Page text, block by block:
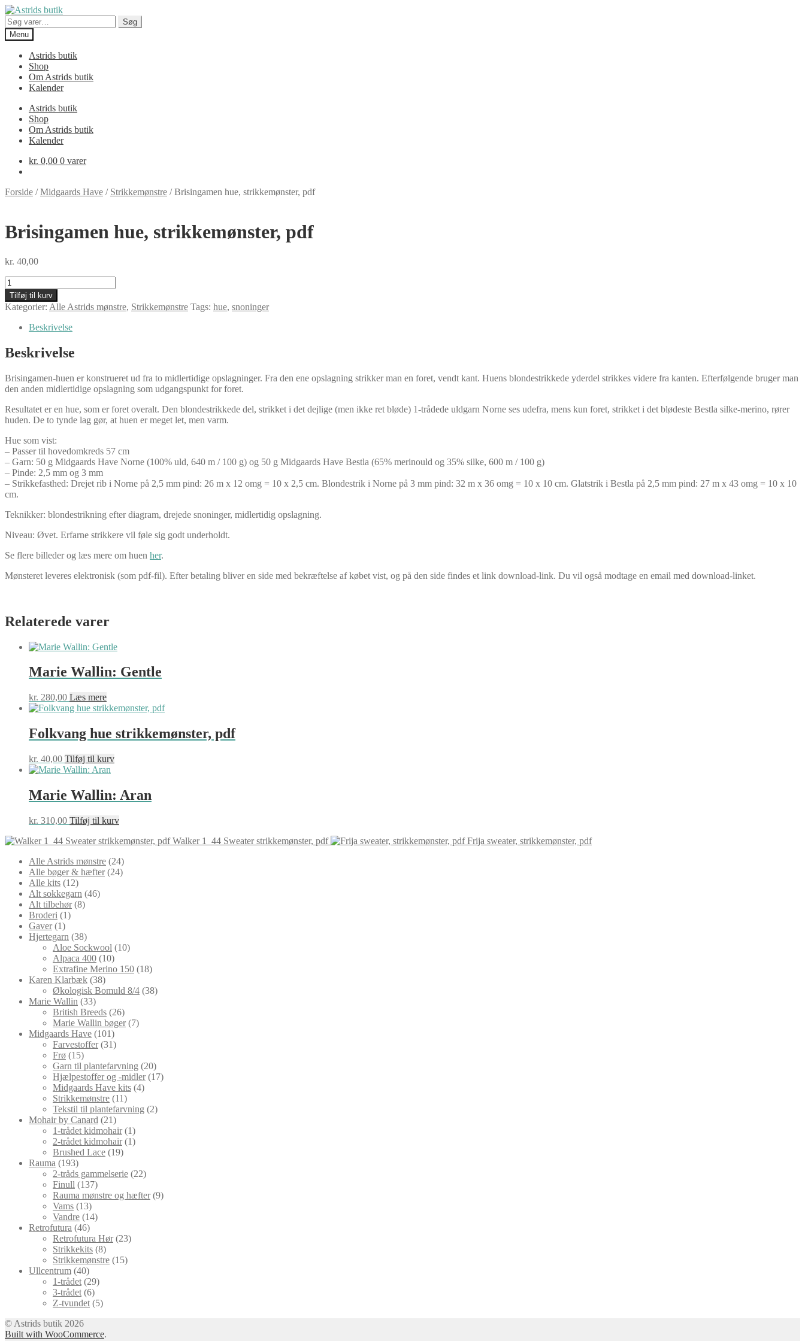
Spring
til
navigation
Spring
til
indhold
Søg
efter:
Søg
Menu
Astrids butik
Shop
Om Astrids butik
Kalender
Astrids butik
Shop
Om Astrids butik
Kalender
kr. 0,00 0 varer
Forside /Midgaards Have / Strikkemønstre /Brisingamen hue, strikkemønster, pdf
Brisingamen hue, strikkemønster, pdf
kr. 40,00
Brisingamen
hue,
strikkemønster,
pdf
antal
Tilføj til kurv
Kategorier: Alle Astrids mønstre, Strikkemønstre Tags: hue, snoninger
Beskrivelse
Beskrivelse
Brisingamen-huen er konstrueret ud fra to midlertidige opslagninger. Fra den ene opslagning strikker man en foret, vendt kant. Huens blondestrikkede yderdel strikkes videre fra kanten. Efterfølgende bruger man
den anden midlertidige opslagning som udgangspunkt for foret.
Resultatet er en hue, som er foret overalt. Den blondestrikkede del, strikket i det dejlige (men ikke ret bløde) 1-trådede uldgarn Norne ses udefra, mens kun foret, strikket i det blødeste Bestla silke-merino, rører
huden. De to tynde lag gør, at huen er meget let, men varm.
Hue som vist:
– Passer til hovedomkreds 57 cm
– Garn: 50 g Midgaards Have Norne (100% uld, 640 m / 100 g) og 50 g Midgaards Have Bestla (65% merinould og 35% silke, 600 m / 100 g)
– Pinde: 2,5 mm og 3 mm
– Strikkefasthed: Drejet rib i Norne på 2,5 mm pind: 26 m x 12 omg = 10 x 2,5 cm. Blondestrik i Norne på 3 mm pind: 32 m x 36 omg = 10 x 10 cm. Glatstrik i Bestla på 2,5 mm pind: 27 m x 43 omg = 10 x 10
cm.
Teknikker: blondestrikning efter diagram, drejede snoninger, midlertidig opslagning.
Niveau: Øvet. Erfarne strikkere vil føle sig godt underholdt.
Se flere billeder og læs mere om huen her.
Mønsteret leveres elektronisk (som pdf-fil). Efter betaling bliver en side med bekræftelse af købet vist, og på den side findes et link download-link. Du vil også modtage en email med download-linket.
Relaterede varer
Marie Wallin: Gentle
kr. 280,00 Læs mere
Folkvang hue strikkemønster, pdf
kr. 40,00 Tilføj til kurv
Marie Wallin: Aran
kr. 310,00 Tilføj til kurv
Walker 1_44 Sweater strikkemønster, pdf
Frija sweater, strikkemønster, pdf
Alle Astrids mønstre 2424
varer
Alle bøger & hæfter 2424
Alle kits 1212
varer
Alt sokkegarn 4646
Alt tilbehør 88
Broderi 11
Gaver 11
vare
Hjertegarn 3838
varer
Aloe Sockwool 1010
Alpaca 400 1010
varer
Extrafine Merino 150 1818
Karen Klarbæk 3838
varer
Økologisk Bomuld 8/4 3838
Marie Wallin 3333
varer
British Breeds 2626
varer
Marie Wallin bøger 77
Midgaards Have 101101
varer
Farvestoffer 3131
Frø 1515
varer
Garn til plantefarvning 2020
varer
Hjælpestoffer og -midler 1717
Midgaards Have kits 44
Strikkemønstre 1111
varer
Tekstil til plantefarvning 22
Mohair by Canard 2121
varer
1-trådet kidmohair 11
vare
2-trådet kidmohair 11
Brushed Lace 1919
Rauma 193193
varer
2-tråds gammelserie 2222
Finull 137137
varer
Rauma mønstre og hæfter 99
Vams 1313
varer
Vandre 1414
Retrofutura 4646
varer
Retrofutura Hør 2323
Strikkekits 88
varer
Strikkemønstre 1515
Ullcentrum 4040
varer
1-trådet 2929
3-trådet 66
varer
Z-tvundet 55
© Astrids butik 2026
Built with WooCommerce.